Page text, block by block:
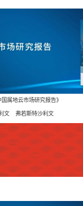
食品
通信 金融
矿业冶
建筑
国属地云市场研究报告》
文 弗若斯特沙利文